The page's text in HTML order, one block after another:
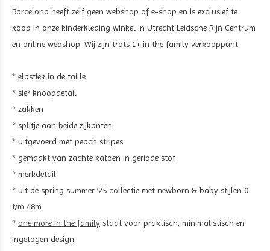
Barcelona heeft zelf geen webshop of e-shop en is exclusief te
koop in onze kinderkleding winkel in Utrecht Leidsche Rijn Centrum
en online webshop. Wij zijn trots 1+ in the family verkooppunt.
* elastiek in de taille
* sier knoopdetail
* zakken
* splitje aan beide zijkanten
* uitgevoerd met peach stripes
* gemaakt van zachte katoen in geribde stof
* merkdetail
* uit de spring summer ‘25 collectie met newborn & baby stijlen 0
t/m 48m
* one more in the family staat voor praktisch, minimalistisch en
ingetogen design